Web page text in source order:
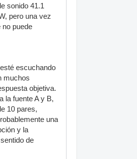
sonido 41.1
pero una vez
no puede
escuchando
muchos
objetiva.
la fuente A y B,
10 pares,
una
y la
de